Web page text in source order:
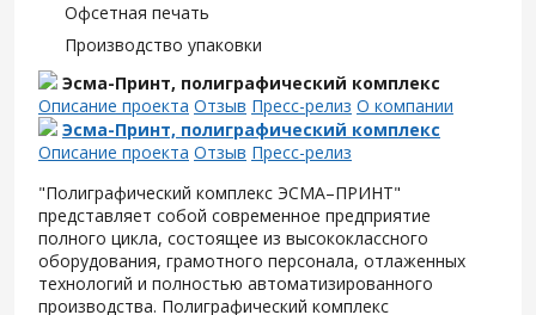
Офсетная печать
Производство упаковки
Эсма-Принт, полиграфический комплекс
Описание проекта Отзыв Пресс-релиз О компании
Эсма-Принт, полиграфический комплекс
Описание проекта Отзыв Пресс-релиз
"Полиграфический комплекс ЭСМА–ПРИНТ"
представляет собой современное предприятие
полного цикла, состоящее из высококлассного
оборудования, грамотного персонала, отлаженных
технологий и полностью автоматизированного
производства. Полиграфический комплекс